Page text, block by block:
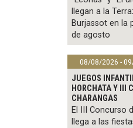
llegan a la
Burjassot en la
de agosto
08/08/2026 -
JUEGOS
HORCHATA Y III
CHARANGAS
El III Concurso
llega a las